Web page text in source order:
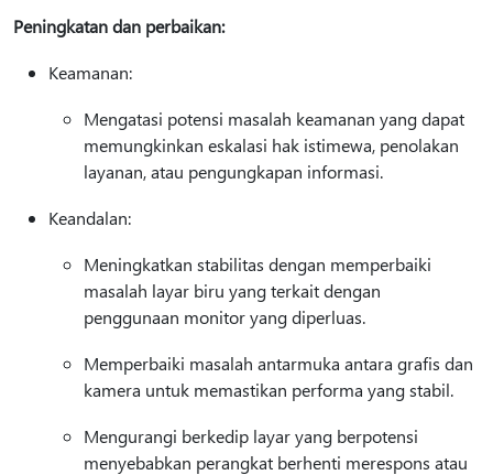
Peningkatan dan perbaikan:
Keamanan:
Mengatasi potensi masalah keamanan yang dapat
memungkinkan eskalasi hak istimewa, penolakan
layanan, atau pengungkapan informasi.
Keandalan:
Meningkatkan stabilitas dengan memperbaiki
masalah layar biru yang terkait dengan
penggunaan monitor yang diperluas.
Memperbaiki masalah antarmuka antara grafis dan
kamera untuk memastikan performa yang stabil.
Mengurangi berkedip layar yang berpotensi
menyebabkan perangkat berhenti merespons atau